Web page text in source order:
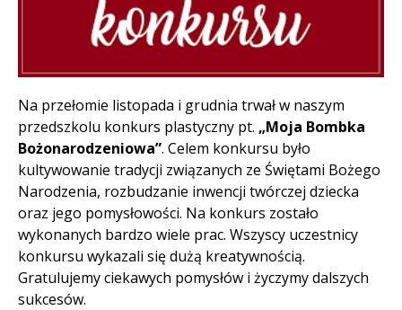
Treść
Na przełomie listopada i grudnia trwał w naszym
przedszkolu konkurs plastyczny pt. „Moja Bombka
Bożonarodzeniowa”. Celem konkursu było
kultywowanie tradycji związanych ze Świętami Bożego
Narodzenia, rozbudzanie inwencji twórczej dziecka
oraz jego pomysłowości. Na konkurs zostało
wykonanych bardzo wiele prac. Wszyscy uczestnicy
konkursu wykazali się dużą kreatywnością.
Gratulujemy ciekawych pomysłów i życzymy dalszych
sukcesów.